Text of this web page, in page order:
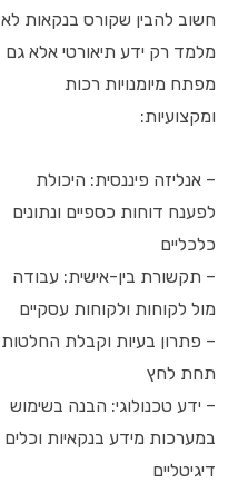
חשוב להבין שקורס בנקאות לא
מלמד רק ידע תיאורטי אלא גם
מפתח מיומנויות רכות
ומקצועיות:
– אנליזה פיננסית: היכולת
לפענח דוחות כספיים ונתונים
כלכליים
– תקשורת בין-אישית: עבודה
מול לקוחות ולקוחות עסקיים
– פתרון בעיות וקבלת החלטות
תחת לחץ
– ידע טכנולוגי: הבנה בשימוש
במערכות מידע בנקאיות וכלים
דיגיטליים